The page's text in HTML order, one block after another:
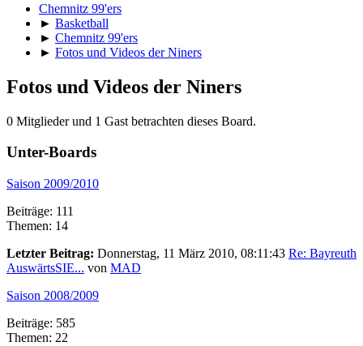
Chemnitz 99'ers
► Basketball
► Chemnitz 99'ers
► Fotos und Videos der Niners
Fotos und Videos der Niners
0 Mitglieder und 1 Gast betrachten dieses Board.
Unter-Boards
Saison 2009/2010
Beiträge: 111
Themen: 14
Letzter Beitrag: Donnerstag, 11 März 2010, 08:11:43 Re: Bayreuth
AuswärtsSIE... von MAD
Saison 2008/2009
Beiträge: 585
Themen: 22